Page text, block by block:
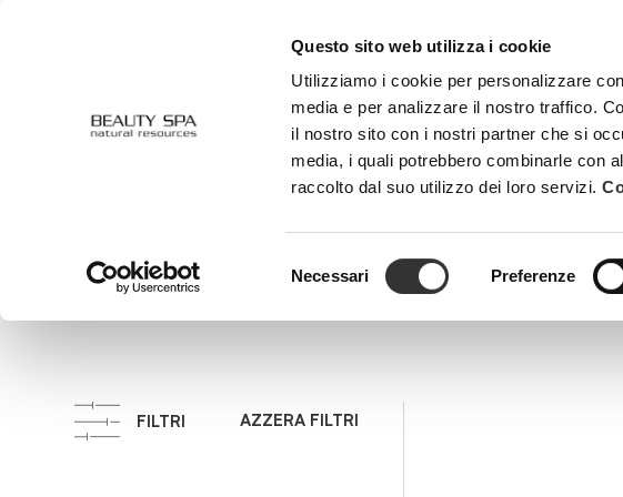
Questo sito web utilizza i cookie
Utilizziamo i cookie per personalizzare
media e per analizzare il nostro traffico.
il nostro sito con i nostri partner che si
media, i quali potrebbero combinarle con
raccolto dal suo utilizzo dei loro servizi.
del
Necessari Preferenze
FILTRI AZZERA FILTRI